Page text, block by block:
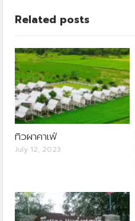
Related posts
ทิวผาคาเฟ่
July 12, 2023